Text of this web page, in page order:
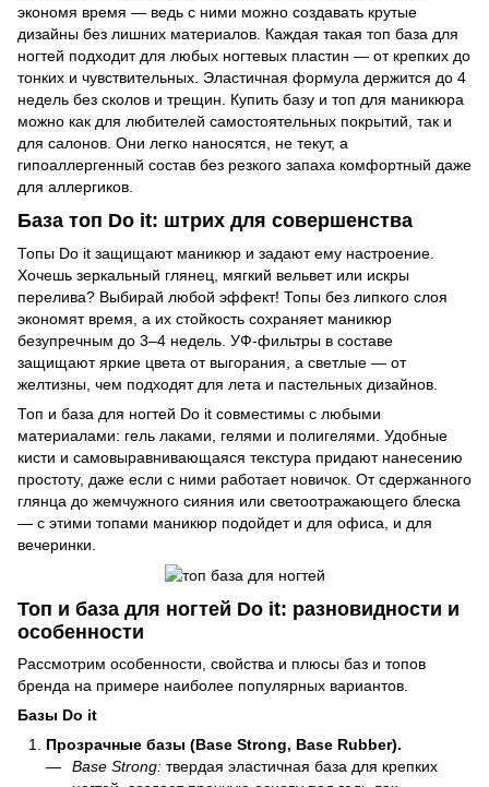
экономя время — ведь с ними можно создавать крутые
дизайны без лишних материалов. Каждая такая топ база для
ногтей подходит для любых ногтевых пластин — от крепких до
тонких и чувствительных. Эластичная формула держится до 4
недель без сколов и трещин. Купить базу и топ для маникюра
можно как для любителей самостоятельных покрытий, так и
для салонов. Они легко наносятся, не текут, а
гипоаллергенный состав без резкого запаха комфортный даже
для аллергиков.
База топ Do it: штрих для совершенства
Топы Do it защищают маникюр и задают ему настроение.
Хочешь зеркальный глянец, мягкий вельвет или искры
перелива? Выбирай любой эффект! Топы без липкого слоя
экономят время, а их стойкость сохраняет маникюр
безупречным до 3–4 недель. УФ-фильтры в составе
защищают яркие цвета от выгорания, а светлые — от
желтизны, чем подходят для лета и пастельных дизайнов.
Топ и база для ногтей Do it совместимы с любыми
материалами: гель лаками, гелями и полигелями. Удобные
кисти и самовыравнивающаяся текстура придают нанесению
простоту, даже если с ними работает новичок. От сдержанного
глянца до жемчужного сияния или светоотражающего блеска
— с этими топами маникюр подойдет и для офиса, и для
вечеринки.
Топ и база для ногтей Do it: разновидности и
особенности
Рассмотрим особенности, свойства и плюсы баз и топов
бренда на примере наиболее популярных вариантов.
Базы Do it
Прозрачные базы (Base Strong, Base Rubber).
Base Strong: твердая эластичная база для крепких